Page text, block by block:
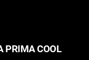
PRIMA COOL